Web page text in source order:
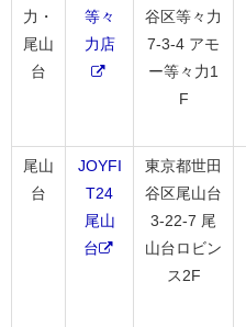
力・
尾山
台
等々
力店
谷区等々力
7-3-4 アモ
ー等々力1
F
尾山
台
JOYFI
T24
尾山
台
東京都世田
谷区尾山台
3-22-7 尾
山台ロビン
ス2F